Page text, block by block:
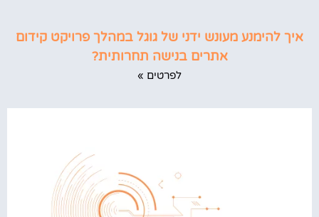
איך להימנע מעונש ידני של גוגל במהלך פרויקט קידום
אתרים בנישה תחרותית?
לפרטים »